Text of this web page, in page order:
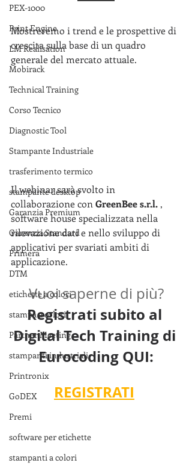
PEX-1000
Print Engine
LM Realisation
Mobirack
Technical Training
Corso Tecnico
Diagnostic Tool
Stampante Industriale
trasferimento termico
stampante desktop
Garanzia Premium
Garanzia Standard
Primera
DTM
etichette a colori
stampa a colori
Partner Meeting
stampanti industriali
Printronix
GoDEX
Premi
software per etichette
stampanti a colori
Mostreremo i trend e le prospettive di
crescita sulla base di un quadro
generale del mercato attuale.
Il webinar sarà svolto in
collaborazione con GreenBee s.r.l. ,
software house specializzata nella
rilevazione dati e nello sviluppo di
applicativi per svariati ambiti di
applicazione.
Vuoi saperne di più?
Registrati subito al
Digital Tech Training di
Eurocoding QUI:
REGISTRATI